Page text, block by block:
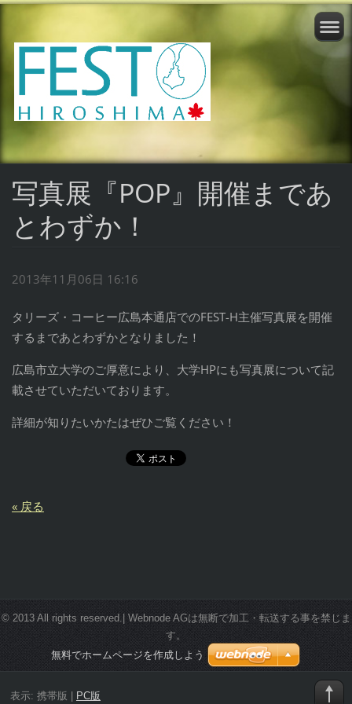
写真展『POP』開催まであ
とわずか！
2013年11月06日 16:16
タリーズ・コーヒー広島本通店でのFEST-H主催写真展を開催
するまであとわずかとなりました！
広島市立大学のご厚意により、大学HPにも写真展について記
載させていただいております。
詳細が知りたいかたはぜひご覧ください！
« 戻る
© 2013 All rights reserved.| Webnode AGは無断で加工・転送する事を禁じま
す。
無料でホームページを作成しよう
表示: 携帯版 PC版